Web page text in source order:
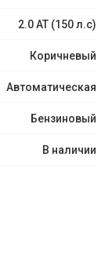
2.0 АТ (150 л.с)
Коричневый
Автоматическая
Бензиновый
В наличии